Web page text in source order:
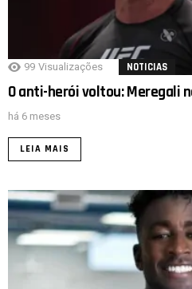
99 Visualizações NOTICIAS
O anti-herói voltou: Meregali
há 6 meses
LEIA MAIS